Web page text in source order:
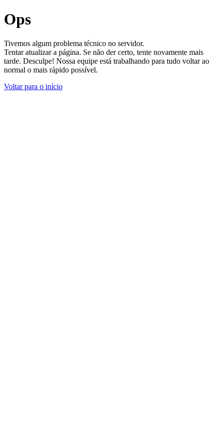
Ops
Tivemos algum problema técnico no servidor.
Tentar atualizar a página. Se não der certo, tente novamente mais
tarde. Desculpe! Nossa equipe está trabalhando para tudo voltar ao
normal o mais rápido possível.
Voltar para o início